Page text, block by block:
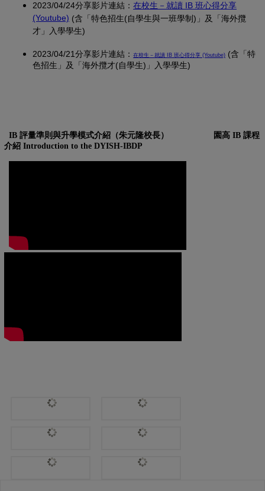
2023/04/24分享影片連結： 在校生－就讀 IB 班心得分享
(Youtube) (另開新視窗)
(含「特色招生(自學生與一班學制)」及「海外攬
才」入學學生)
2023/04/21分享影片連結： 在校生－就讀 IB 班心得分享 (Youtube) (另開新視窗)
(含「特
色招生」及「海外攬才(自學生)」入學學生)
IB 評量準則與升學模式介紹（朱元隆校長）
園高 IB 課程
介紹 Introduction to the DYISH-IBDP